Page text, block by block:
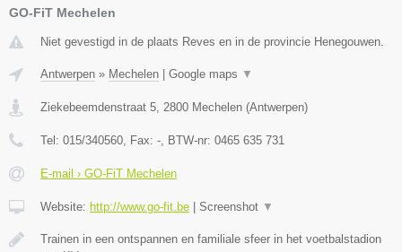
GO-FiT Mechelen
Niet gevestigd in de plaats Reves en in de provincie Henegouwen.
Antwerpen » Mechelen | Google maps ▼
Ziekebeemdenstraat 5 2800 Mechelen (Antwerpen)
Tel: 015/340560 , Fax: - , BTW-nr: 0465 635 731
E-mail › GO-FiT Mechelen
Website: http://www.go-fit.be | Screenshot ▼
Trainen in een ontspannen en familiale sfeer in het voetbalstadion